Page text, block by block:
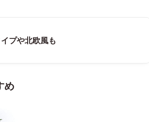
プや北欧風も
め